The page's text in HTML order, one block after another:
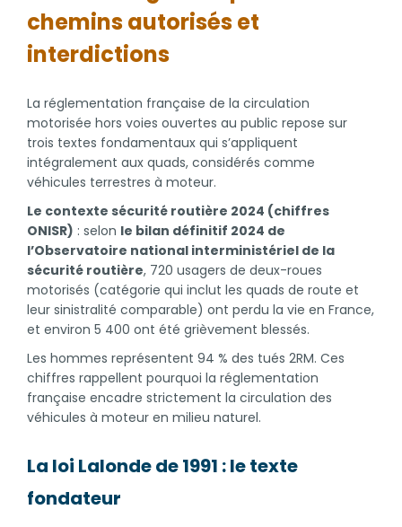
chemins autorisés et
interdictions
La réglementation française de la circulation
motorisée hors voies ouvertes au public repose sur
trois textes fondamentaux qui s’appliquent
intégralement aux quads, considérés comme
véhicules terrestres à moteur.
Le contexte sécurité routière 2024 (chiffres
ONISR) : selon le bilan définitif 2024 de
l’Observatoire national interministériel de la
sécurité routière, 720 usagers de deux-roues
motorisés (catégorie qui inclut les quads de route et
leur sinistralité comparable) ont perdu la vie en France,
et environ 5 400 ont été grièvement blessés.
Les hommes représentent 94 % des tués 2RM. Ces
chiffres rappellent pourquoi la réglementation
française encadre strictement la circulation des
véhicules à moteur en milieu naturel.
La loi Lalonde de 1991 : le texte
fondateur